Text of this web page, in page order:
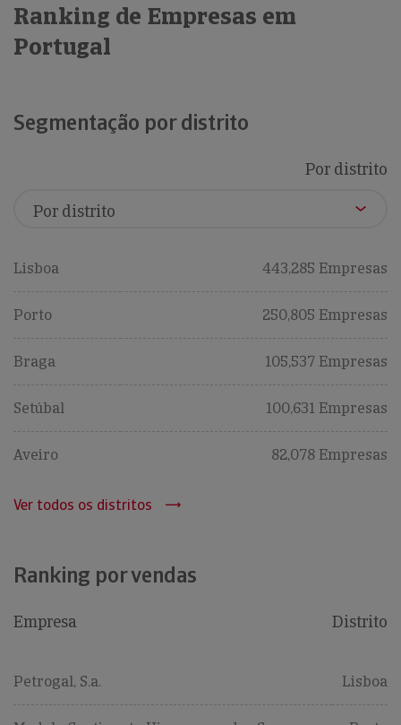
Ranking de Empresas em
Portugal
Segmentação por distrito
Por distrito
Lisboa 443,285 Empresas
Porto 250,805 Empresas
Braga 105,537 Empresas
Setúbal 100,631 Empresas
Aveiro 82,078 Empresas
Ver todos os distritos
Ranking por vendas
Empresa Distrito
Petrogal, S.a. Lisboa